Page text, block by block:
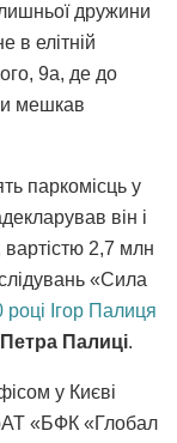
дружини
в елітній
9а, де до
мешкав
паркомісць у
він і
2,7 млн
«Сила
Ігор Палиця
Петра Палиці.
у Києві
«БФК «Глобал